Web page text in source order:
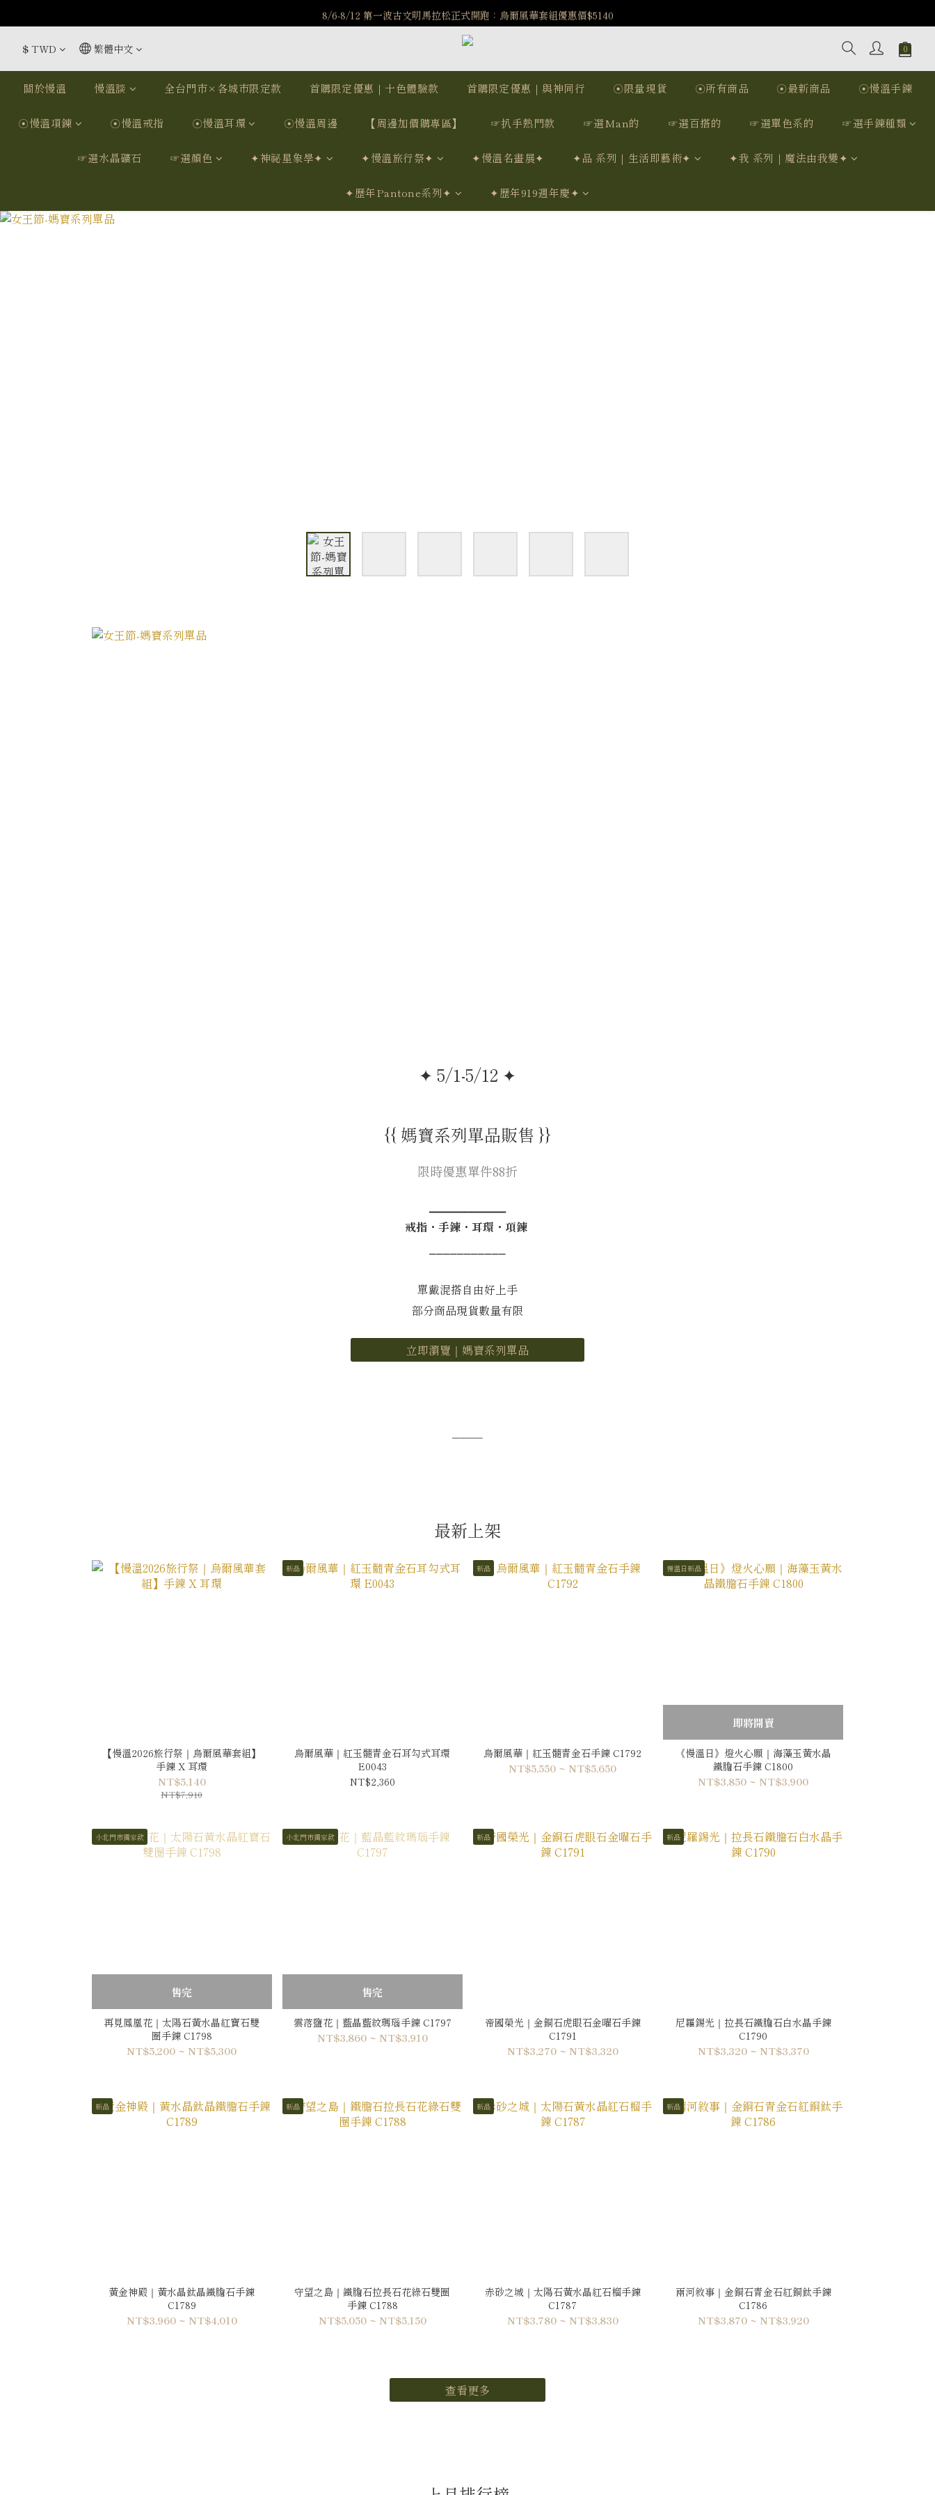
️8/6-8/12 第一波古文明馬拉松正式開跑：烏爾風華套組優惠價$5140
️8/6-8/12 第一波古文明馬拉松正式開跑：烏爾風華套組優惠價$5140
7/15-8/25 神秘星象學系列｜獅子座時區 項鍊 X 戒指 X 手鍊 享福利
️8/6-8/12 第一波古文明馬拉松正式開跑：烏爾風華套組優惠價$5140
$ TWD 繁體中文
關於慢溫 慢溫談 全台門市×各城市限定款 首購限定優惠｜十色體驗款 首購限定優惠｜與神同行 ☉限量現貨 ☉所有商品 ☉最新商品 ☉慢溫手鍊
☉慢溫項鍊 ☉慢溫戒指 ☉慢溫耳環 ☉慢溫周邊 【周邊加價購專區】 ☞扒手熱門款 ☞選Man的 ☞選百搭的 ☞選單色系的 ☞選手鍊種類
☞選水晶礦石 ☞選顏色 ✦神祕星象學✦ ✦慢溫旅行祭✦ ✦慢溫名畫展✦ ✦品 系列｜生活即藝術✦ ✦我 系列｜魔法由我變✦
✦歷年Pantone系列✦ ✦歷年919週年慶✦
✦ 5/1-5/12 ✦
{{ 媽寶系列單品販售 }}
限時優惠單件88折
戒指・手鍊・耳環・項鍊
單戴混搭自由好上手
部分商品現貨數量有限
立即瀏覽｜媽寶系列單品
最新上架
【慢溫2026旅行祭｜烏爾風華套組】
手鍊 X 耳環
NT$5,140
NT$7,910
新品
烏爾風華｜紅玉髓青金石耳勾式耳環
E0043
NT$2,360
新品
烏爾風華｜紅玉髓青金石手鍊 C1792
NT$5,550 ~ NT$5,650
慢溫日新品
即將開賣
《慢溫日》燈火心願｜海藻玉黃水晶
鐵膽石手鍊 C1800
NT$3,850 ~ NT$3,900
小北門市獨家款
售完
再見鳳凰花｜太陽石黃水晶紅寶石雙
圈手鍊 C1798
NT$5,200 ~ NT$5,300
小北門市獨家款
售完
雲落鹽花｜藍晶藍紋瑪瑙手鍊 C1797
NT$3,860 ~ NT$3,910
新品
帝國榮光｜金銅石虎眼石金曜石手鍊
C1791
NT$3,270 ~ NT$3,320
新品
尼羅錫光｜拉長石鐵膽石白水晶手鍊
C1790
NT$3,320 ~ NT$3,370
新品
黃金神殿｜黃水晶鈦晶鐵膽石手鍊
C1789
NT$3,960 ~ NT$4,010
新品
守望之島｜鐵膽石拉長石花綠石雙圈
手鍊 C1788
NT$5,050 ~ NT$5,150
新品
赤砂之城｜太陽石黃水晶紅石榴手鍊
C1787
NT$3,780 ~ NT$3,830
新品
兩河敘事｜金銅石青金石紅銅鈦手鍊
C1786
NT$3,870 ~ NT$3,920
查看更多